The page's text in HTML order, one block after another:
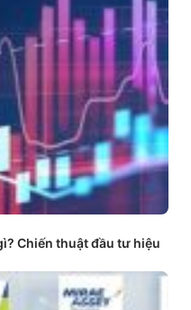
Chiến thuật đầu tư hiệu